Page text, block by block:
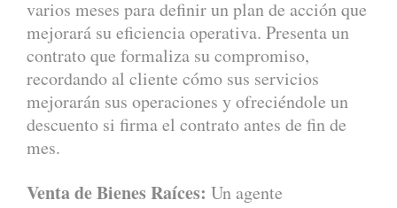
varios meses para definir un plan de acción que
mejorará su eficiencia operativa. Presenta un
contrato que formaliza su compromiso,
recordando al cliente cómo sus servicios
mejorarán sus operaciones y ofreciéndole un
descuento si firma el contrato antes de fin de
mes.
Venta de Bienes Raíces: Un agente